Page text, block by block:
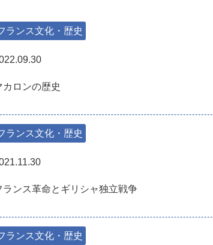
ランス文化・歴史
カロンの歴史
ランス文化・歴史
ランス革命とギリシャ独立戦争
ランス文化・歴史